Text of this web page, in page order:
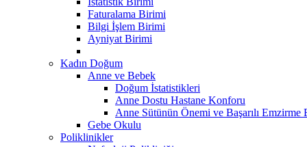
Faturalama Birimi
Bilgi İşlem Birimi
Ayniyat Birimi
Kadın Doğum
Anne ve Bebek
Doğum İstatistikleri
Anne Dostu Hastane Konforu
Anne Sütünün Önemi ve Başarılı Emzirme
Gebe Okulu
Poliklinikler